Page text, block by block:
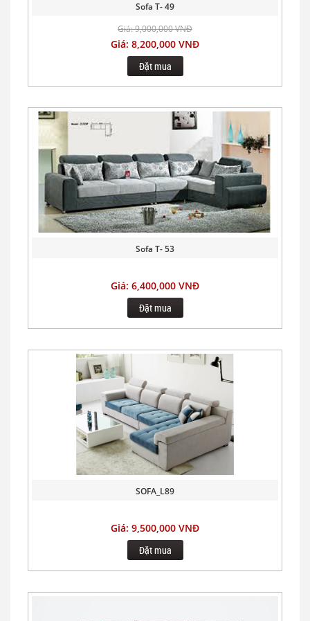
Sofa T- 49
Giá: 9,000,000 VNĐ
Giá: 8,200,000 VNĐ
Đặt mua
Sofa T- 53
Giá: 6,400,000 VNĐ
Đặt mua
SOFA_L89
Giá: 9,500,000 VNĐ
Đặt mua